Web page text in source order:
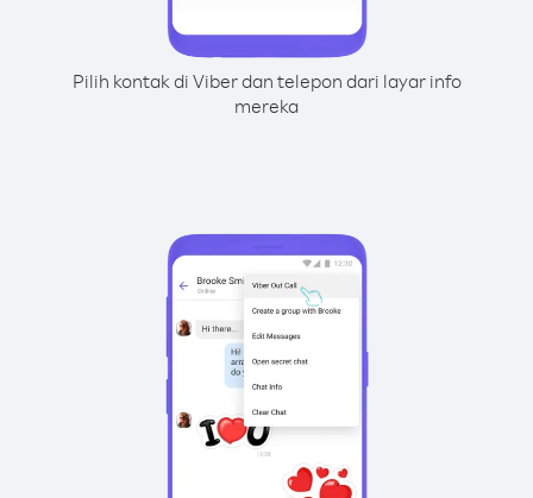
Pilih kontak di Viber dan telepon dari layar info
mereka